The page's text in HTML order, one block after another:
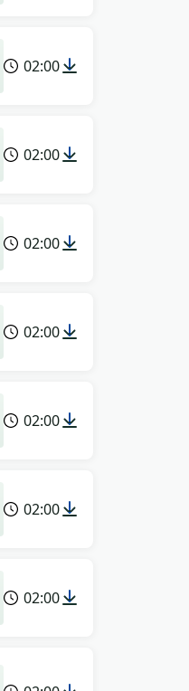
02:00
02:00
02:00
02:00
02:00
02:00
02:00